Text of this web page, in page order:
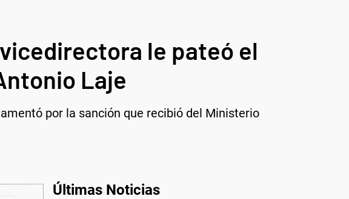
le pateó el
Laje
por la sanción que recibió del Ministerio
Últimas Noticias